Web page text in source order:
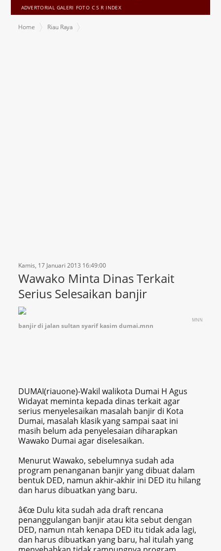
ADVERTORIAL GALERI FOTO C S R INDEX
Home
Riau Raya
Kamis, 17 Januari 2013 16:49:00
Wawako Minta Dinas Terkait
Serius Selesaikan banjir
MNN
banjir di jalan sultan syarif kasim dumai.mnn
DUMAI(riauone)-Wakil walikota Dumai H Agus
Widayat meminta kepada dinas terkait agar
serius menyelesaikan masalah banjir di Kota
Dumai, masalah klasik yang sampai saat ini
masih belum ada penyelesaian diharapkan
Wawako Dumai agar diselesaikan.
Menurut Wawako, sebelumnya sudah ada
program penanganan banjir yang dibuat dalam
bentuk DED, namun akhir-akhir ini DED itu hilang
dan harus dibuatkan yang baru.
â€œ Dulu kita sudah ada draft rencana
penanggulangan banjir atau kita sebut dengan
DED, namun ntah kenapa DED itu tidak ada lagi,
dan harus dibuatkan yang baru, hal itulah yang